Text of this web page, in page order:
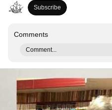
Subscribe
Comments
Comment...